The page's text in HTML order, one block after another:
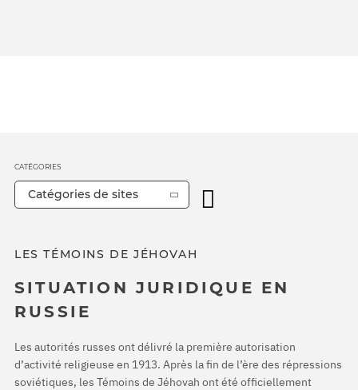
LES TÉMOINS DE JÉHOVAH
SITUATION JURIDIQUE EN
RUSSIE
Les autorités russes ont délivré la première autorisation
d’activité religieuse en 1913. Après la fin de l’ère des répressions
soviétiques, les Témoins de Jéhovah ont été officiellement
CATÉGORIES
Catégories de sites